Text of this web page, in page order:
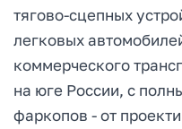
тягово-сцепных
легковых
коммерческого
на юге России, с
фаркопов - от